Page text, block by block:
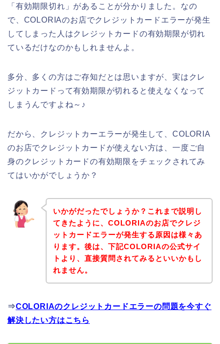
「有効期限切れ」があることが分かりました。なの
で、COLORIAのお店でクレジットカードエラーが発生
してしまった人はクレジットカードの有効期限が切れ
ているだけなのかもしれませんよ。
多分、多くの方はご存知だとは思いますが、実はクレ
ジットカードって有効期限が切れると使えなくなって
しまうんですよね～♪
だから、クレジットカーエラーが発生して、COLORIA
のお店でクレジットカードが使えない方は、一度ご自
身のクレジットカードの有効期限をチェックされてみ
てはいかがでしょうか？
いかがだったでしょうか？これまで説明し
てきたように、COLORIAのお店でクレジ
ットカードエラーが発生する原因は様々あ
ります。後は、下記COLORIAの公式サイ
トより、直接質問されてみるといいかもし
れません。
⇒COLORIAのクレジットカードエラーの問題を今すぐ
解決したい方はこちら